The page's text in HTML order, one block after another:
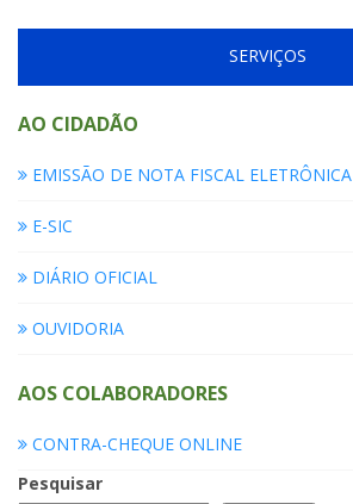
SERVIÇOS
AO CIDADÃO
EMISSÃO DE NOTA FISCAL ELETRÔNICA
E-SIC
DIÁRIO OFICIAL
OUVIDORIA
AOS COLABORADORES
CONTRA-CHEQUE ONLINE
Pesquisar